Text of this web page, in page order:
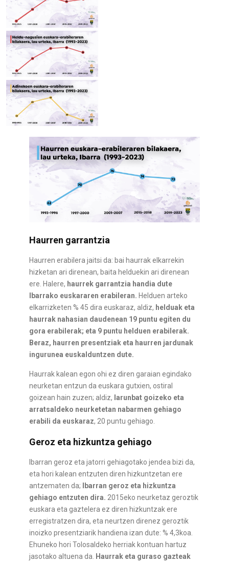
Haurren garrantzia
Haurren erabilera jaitsi da: bai haurrak elkarrekin
hizketan ari direnean, baita helduekin ari direnean
ere. Halere, haurrek garrantzia handia dute
Ibarrako euskararen erabileran. Helduen arteko
elkarrizketen % 45 dira euskaraz, aldiz, helduak eta
haurrak nahasian daudenean 19 puntu egiten du
gora erabilerak; eta 9 puntu helduen erabilerak.
Beraz, haurren presentziak eta haurren jardunak
ingurunea euskalduntzen dute.
Haurrak kalean egon ohi ez diren garaian egindako
neurketan entzun da euskara gutxien, ostiral
goizean hain zuzen; aldiz, larunbat goizeko eta
arratsaldeko neurketetan nabarmen gehiago
erabili da euskaraz, 20 puntu gehiago.
Geroz eta hizkuntza gehiago
Ibarran geroz eta jatorri gehiagotako jendea bizi da,
eta hori kalean entzuten diren hizkuntzetan ere
antzematen da; Ibarran geroz eta hizkuntza
gehiago entzuten dira. 2015eko neurketaz geroztik
euskara eta gaztelera ez diren hizkuntzak ere
erregistratzen dira, eta neurtzen direnez geroztik
inoizko presentziarik handiena izan dute: % 4,3koa.
Ehuneko hori Tolosaldeko herriak kontuan hartuz
jasotako altuena da.
Haurrak eta guraso gazteak